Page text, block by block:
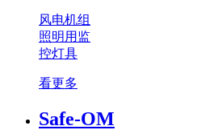
风电机组
照明用监
控灯具
看更多
Safe-OM